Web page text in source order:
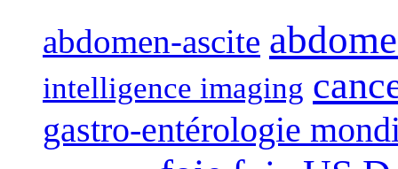
abdomen-ascite
intelligence imaging
gastro-entérologie